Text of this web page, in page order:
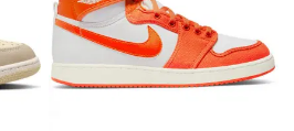
40
40.5